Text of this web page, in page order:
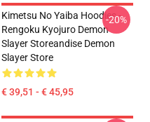
Kimetsu No Yaiba Hoodies -
Rengoku Kyojuro Demon
Slayer Storeandise Demon
Slayer Store
€ 39,51 - € 45,95
-20%